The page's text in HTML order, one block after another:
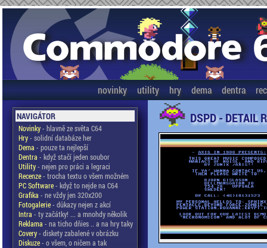
novinky utility hry dema dentra
NAVIGÁTOR
Novinky- hlavně ze světa C64
Hry- solidní databáze her
Dema - pouze ta nejlepší
Dentra - když stačí jeden soubor
Utility- nejen pro práci a legraci
Recenze- trocha textu o všem možném
PC Software- když to nejde na C64
Grafika - ne vždy jen 320x200
Fotogalerie- důkazy nejen z akcí
Intra - ty začátky! ... a mnohdy několik
Reklama - na ticho dňies .. a na hry taky
Covery- diskety zabalené v obrázku
Diskuze- o všem, o ničem a tak
DSPD - DETAIL